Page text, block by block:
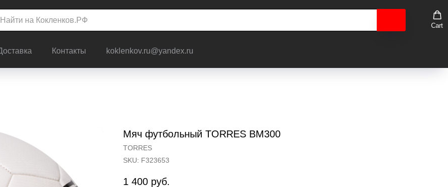
Cart
Контакты koklenkov.ru@yandex.ru
Мяч футбольный TORRES BM300
TORRES
SKU: F323653
1 400 руб.